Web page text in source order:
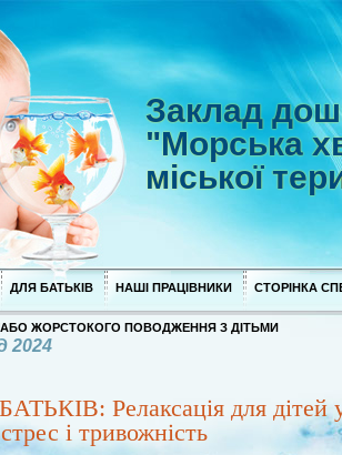
Заклад
"Морська
міської
ДЛЯ БАТЬКІВ НАШІ ПРАЦІВНИКИ СТОРІНКА
АБО ЖОРСТОКОГО ПОВОДЖЕННЯ З ДІТЬМИ
2024
Релаксація для дітей
і тривожність